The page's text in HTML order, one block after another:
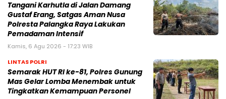
Tangani Karhutla di Jalan Damang
Gustaf Erang, Satgas Aman Nusa
Polresta Palangka Raya Lakukan
Pemadaman Intensif
Kamis, 6 Agu 2026 - 17:23 WIB
LINTAS POLRI
Semarak HUT RI ke-81, Polres Gunung
Mas Gelar Lomba Menembak untuk
Tingkatkan Kemampuan Personel